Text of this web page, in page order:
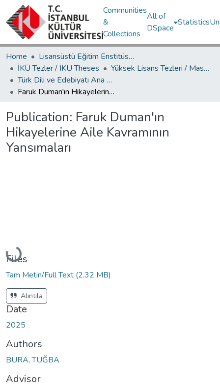
Communities
&
Collections
All of
DSpace
Statistics
Home
Lisansüstü Eğitim Enstitüsü / Postgraduate Education Institute
İKÜ Tezler / IKU Theses
Yüksek Lisans Tezleri / Master's Theses
Türk Dili ve Edebiyatı Ana Bilim Dalı / Department of Turkish Language and Literature
Faruk Duman'ın Hikayelerine Aile Kavramının Yansımaları
Publication: Faruk Duman'ın
Hikayelerine Aile Kavramının
Yansımaları
Loading...
Files
Tam Metin/Full Text (2.32 MB)
Alıntıla
Date
2025
Authors
BURA, TUĞBA
Advisor